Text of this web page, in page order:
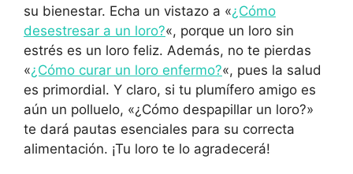
su bienestar. Echa un vistazo a «¿Cómo
desestresar a un loro?«, porque un loro sin
estrés es un loro feliz. Además, no te pierdas
«¿Cómo curar un loro enfermo?«, pues la salud
es primordial. Y claro, si tu plumífero amigo es
aún un polluelo, «¿Cómo despapillar un loro?»
te dará pautas esenciales para su correcta
alimentación. ¡Tu loro te lo agradecerá!